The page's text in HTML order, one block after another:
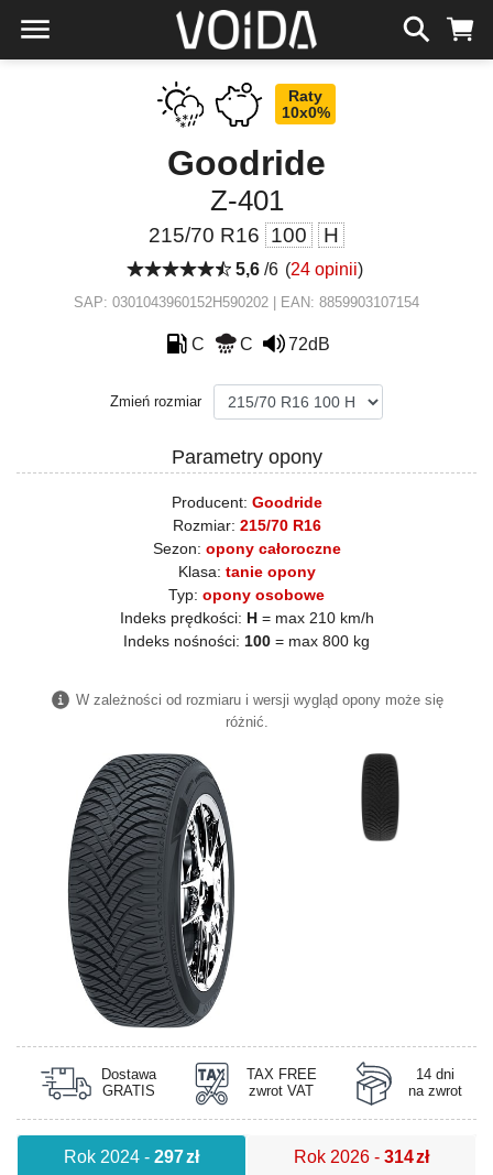
Raty
10x0%
Goodride
Z-401
215/70 R16 100 H
5,6/6 (24 opinii)
SAP: 0301043960152H590202 | EAN: 8859903107154
C C 72dB
Zmień rozmiar
Parametry opony
Producent: Goodride
Rozmiar: 215/70 R16
Sezon: opony całoroczne
Klasa: tanie opony
Typ: opony osobowe
Indeks prędkości: H= max 210 km/h
Indeks nośności: 100 = max 800 kg
W zależności od rozmiaru i wersji wygląd opony może się
różnić.
Dostawa
GRATIS
TAX FREE
zwrot VAT
14 dni
na zwrot
Rok 2024 -297zł Rok 2026 -314zł